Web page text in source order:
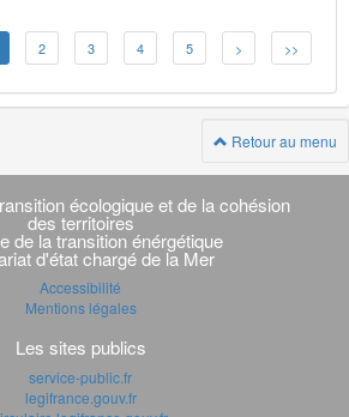
2 3 4 5 > >>
Retour au menu
écologique et de la cohésion
des territoires
de la transition énérgétique
d'état chargé de la Mer
Accessibilité
Mentions légales
Les sites publics
service-public.fr
legifrance.gouv.fr